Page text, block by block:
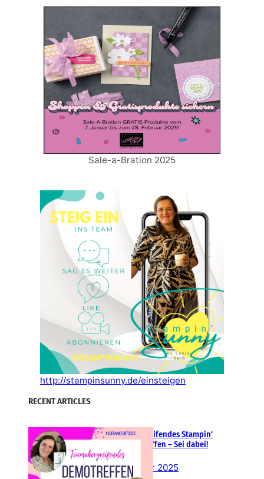
Sale-a-Bration 2025
http://stampinsunny.de/einsteigen
RECENT ARTICLES
Teamübergreifendes Stampin‘
Up! Demotreffen – Sei dabei!
26. Februar 2025